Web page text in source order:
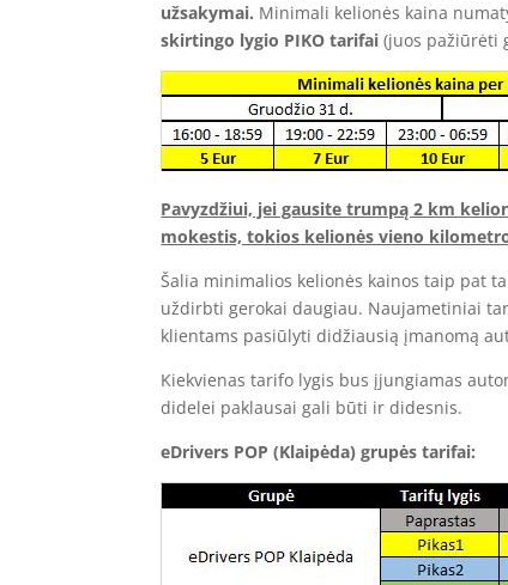
užsakymai. Minimali kelionės kaina
skirtingo lygio PIKO tarifai(juos pažiūrėti
Pavyzdžiui, jei gausite trumpą 2 km
mokestis, tokios kelionės vieno
Šalia minimalios kelionės kainos taip pat
uždirbti gerokai daugiau. Naujametiniai
klientams pasiūlyti didžiausią įmanomą
Kiekvienas tarifo lygis bus įjungiamas
didelei paklausai gali būti ir didesnis.
eDrivers POP (Klaipėda) grupės tarifai: